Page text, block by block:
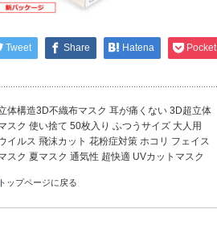
Tweet Share Hatena Pocket
体構造3D不織布マスク 耳が痛くない 3D超立体
スク 使い捨て 50枚入り ふつうサイズ 大人用
イルス 飛沫カット 花粉症対策 ホコリ フェイス
スク 夏マスク 通気性 超快適 UVカットマスク
トップページに戻る